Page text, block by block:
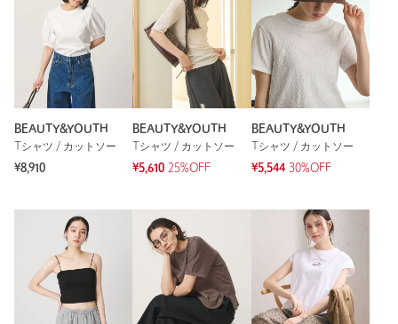
普段の着用サイズ：
7人が参考になったと回答
参考になった
※レビューは、個人の主観による感想・体感によるもので、商品の効果や性
もっと見る
BEAUTY&YOUTH
Tシャツ / カットソー
¥8,910
BEAUTY&YOUTH
Tシャツ / カットソー
¥5,610 25%OFF
BEAUTY&YOUTH
Tシャツ / カットソー
¥5,544 30%OFF